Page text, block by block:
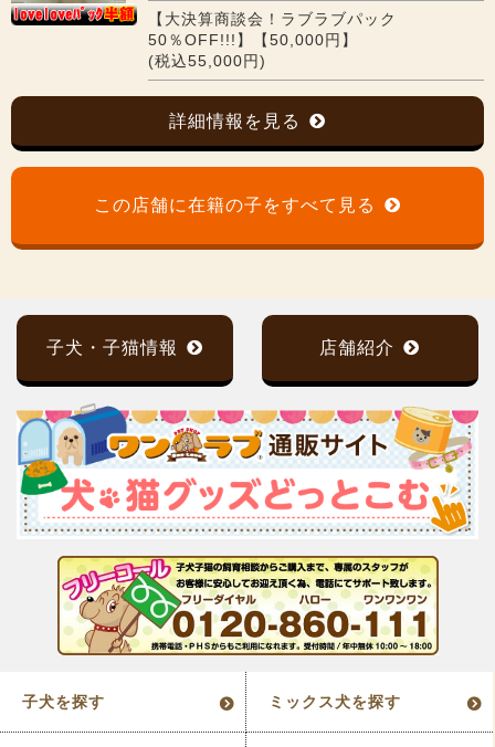
【大決算商談会！ラブラブパック
50％OFF!!!】【50,000円】
(税込55,000円)
詳細情報を見る
この店舗に在籍の子をすべて見る
子犬・子猫情報 店舗紹介
子犬を探す ミックス犬を探す